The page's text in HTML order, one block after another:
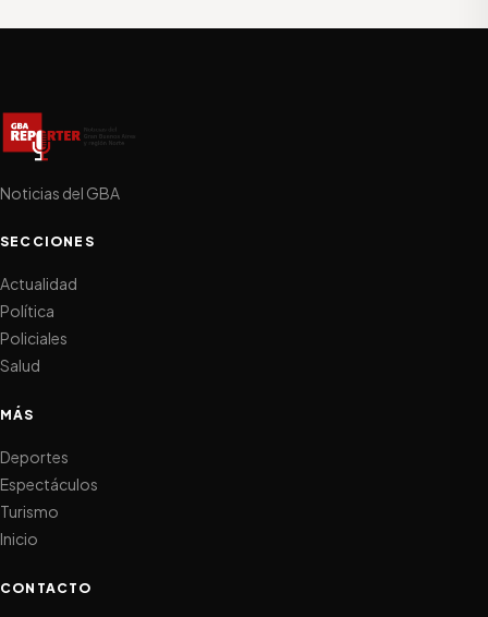
Noticias del GBA
SECCIONES
Actualidad
Política
Policiales
Salud
MÁS
Deportes
Espectáculos
Turismo
Inicio
CONTACTO